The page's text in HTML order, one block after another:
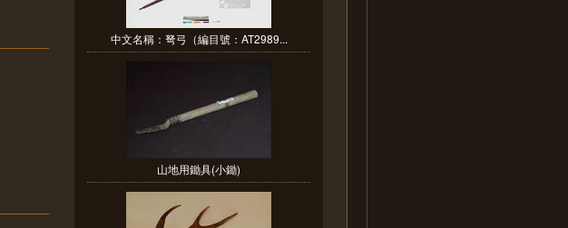
中文名稱：弩弓（編目號：AT2989...
山地用鋤具(小鋤)